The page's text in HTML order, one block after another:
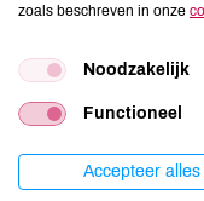
Selderij
Soja
Vis
Zwaveldioxide / sulfieten
zoals beschreven in onze
Noodzakelijk
Functioneel
Accepteer alles